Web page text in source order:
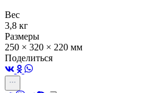
Вес
3,8 кг
Размеры
250 × 320 × 220 мм
Поделиться